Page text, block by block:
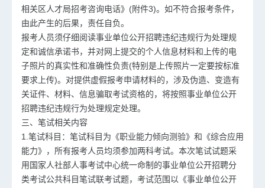
相关区人才局招考咨询电话》(附件3)。如不符合报考条件，
由此产生的后果，责任自负。
报考人员须仔细阅读事业单位公开招聘违纪违规行为处理规
定和诚信承诺书，并对网上提交的个人信息材料和上传的电
子照片的真实性和准确性负责(特别是上传照片一定要按标准
要求上传)。对提供虚假报考申请材料的，涉及伪造、变造有
关证件、材料、信息骗取考试资格的，将按照事业单位公开
招聘违纪违规行为处理规定处理。
三、笔试相关内容
1.笔试科目：笔试科目为《职业能力倾向测验》和《综合应用
能力》，所有报考人员均须参加两科考试。本次笔试试题采
用国家人社部人事考试中心统一命制的事业单位公开招聘分
类考试公共科目笔试联考试题，考试范围以《事业单位公开